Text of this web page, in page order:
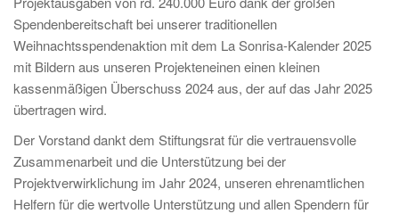
Spendenbereitschaft bei unserer traditionellen
Weihnachtsspendenaktion mit dem La Sonrisa-Kalender 2025
mit Bildern aus unseren Projekteneinen einen kleinen
kassenmäßigen Überschuss 2024 aus, der auf das Jahr 2025
übertragen wird.
Der Vorstand dankt dem Stiftungsrat für die vertrauensvolle
Zusammenarbeit und die Unterstützung bei der
Projektverwirklichung im Jahr 2024, unseren ehrenamtlichen
Helfern für die wertvolle Unterstützung und allen Spendern für